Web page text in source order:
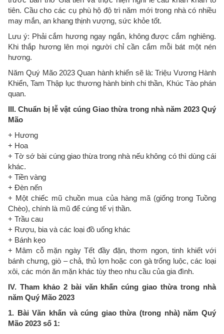
tiên. Cầu cho các cụ phù hộ độ trì năm mới trong nhà có nhiều
may mắn, an khang thịnh vượng, sức khỏe tốt.
Lưu ý: Phải cắm hương ngay ngắn, không được cắm nghiêng.
Khi thắp hương lên mọi người chỉ cần cắm mỗi bát một nén
hương.
Năm Quý Mão 2023 Quan hành khiển sẽ là: Triệu Vương Hành
Khiển, Tam Thập lục thương hành binh chi thần, Khúc Tào phán
quan.
III. Chuẩn bị lễ vật cúng Giao thừa trong nhà năm 2023 Quý
Mão
+ Hương
+ Hoa
+ Tờ sớ bài cúng giao thừa trong nhà nếu không có thì dùng cái
khác.
+ Tiền vàng
+ Đèn nến
+ Một chiếc mũ chuồn mua của hàng mã (giống trong Tuồng
Chèo), chính là mũ để cúng tế vị thần.
+ Trầu cau
+ Rượu, bia và các loại đồ uống khác
+ Bánh kẹo
+ Mâm cỗ mặn ngày Tết đầy đặn, thơm ngon, tinh khiết với
bánh chưng, giò – chả, thủ lợn hoặc con gà trống luộc, các loại
xôi, các món ăn mặn khác tùy theo nhu cầu của gia đình.
IV. Tham khảo 2 bài văn khấn cúng giao thừa trong nhà
năm Quý Mão 2023
1. Bài Văn khấn và cúng giao thừa (trong nhà) năm Quý
Mão 2023 số 1: